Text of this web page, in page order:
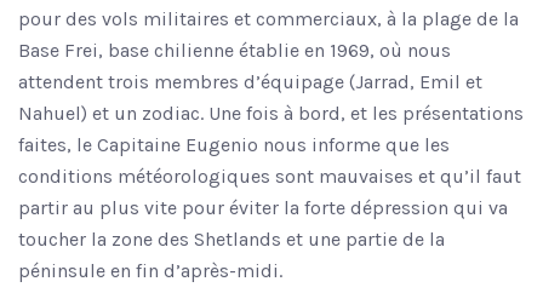
pour des vols militaires et commerciaux, à la plage de la
Base Frei, base chilienne établie en 1969, où nous
attendent trois membres d’équipage (Jarrad, Emil et
Nahuel) et un zodiac. Une fois à bord, et les présentations
faites, le Capitaine Eugenio nous informe que les
conditions météorologiques sont mauvaises et qu’il faut
partir au plus vite pour éviter la forte dépression qui va
toucher la zone des Shetlands et une partie de la
péninsule en fin d’après-midi.